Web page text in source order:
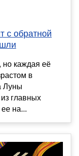
с обратной
но каждая её
в
Луны
главных
на...